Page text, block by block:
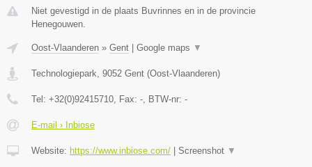
Niet gevestigd in de plaats Buvrinnes en in de provincie
Henegouwen.
Oost-Vlaanderen » Gent Google maps ▼
Technologiepark 9052 Gent (Oost-Vlaanderen)
Tel: +32(0)92415710 , Fax: - , BTW-nr: -
E-mail › Inbiose
Website: https://www.inbiose.com/ Screenshot ▼